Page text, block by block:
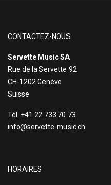
CONTACTEZ-NOUS
Servette Music SA
Rue de la Servette 92
CH-1202 Genève
Suisse
Tél. +41 22 733 70 73
info@servette-music.ch
HORAIRES